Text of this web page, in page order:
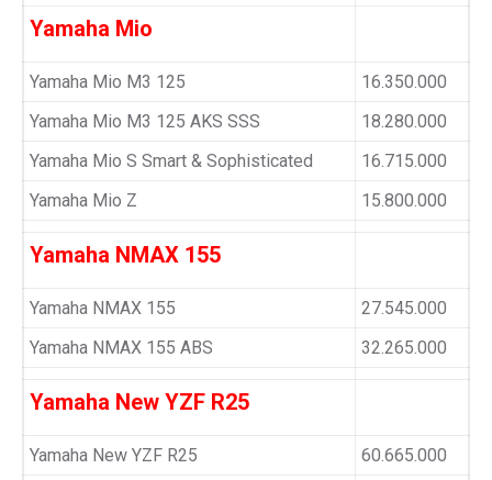
Yamaha Mio
Yamaha Mio M3 125
16.350.000
Yamaha Mio M3 125 AKS SSS
18.280.000
Yamaha Mio S Smart & Sophisticated
16.715.000
Yamaha Mio Z
15.800.000
Yamaha NMAX 155
Yamaha NMAX 155
27.545.000
Yamaha NMAX 155 ABS
32.265.000
Yamaha New YZF R25
Yamaha New YZF R25
60.665.000